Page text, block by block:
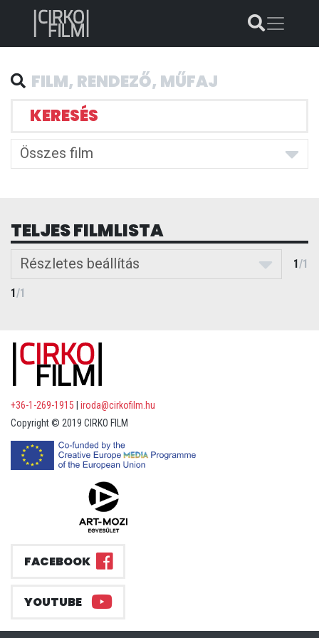
KERESÉS
Összes film
TELJES FILMLISTA
Részletes beállítás 1/1
1/1
+36-1-269-1915
iroda@cirkofilm.hu
Copyright © 2019 CIRKO FILM
FACEBOOK
YOUTUBE